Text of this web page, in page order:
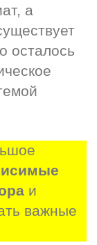
а
осталось
и
важные